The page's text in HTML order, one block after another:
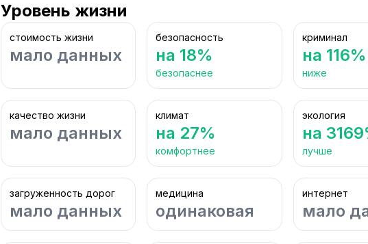
Уровень жизни
стоимость жизни
мало данных
безопасность
на 18%
безопаснее
криминал
на 116%
ниже
качество жизни
мало данных
климат
на 27%
комфортнее
экология
на
лучше
загруженность дорог
мало данных
медицина
одинаковая
интернет
мало